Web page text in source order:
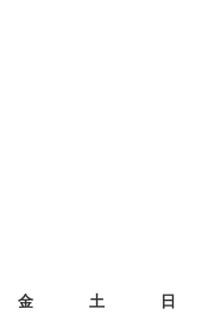
金 土 日